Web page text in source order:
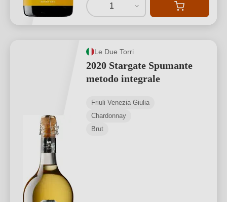
1
Le Due Torri
2020 Stargate Spumante
metodo integrale
Friuli Venezia Giulia
Chardonnay
Brut